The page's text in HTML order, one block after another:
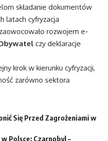
składanie dokumentów
latach cyfryzacja
rozwojem e-
czy deklaracje
krok w kierunku cyfryzacji,
zarówno sektora
Się Przed Zagrożeniami w
Polsce: Czarnobyl –